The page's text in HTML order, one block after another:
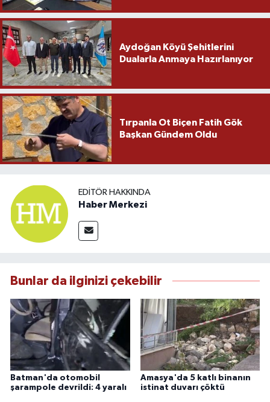
Aydoğan Köyü Şehitlerini
Dualarla Anmaya Hazırlanıyor
Tırpanla Ot Biçen Fatih Gök
Başkan Gündem Oldu
EDITÖR HAKKINDA
Haber Merkezi
Bunlar da ilginizi çekebilir
Batman'da otomobil
şarampole devrildi: 4 yaralı
Amasya'da 5 katlı binanın
istinat duvarı çöktü